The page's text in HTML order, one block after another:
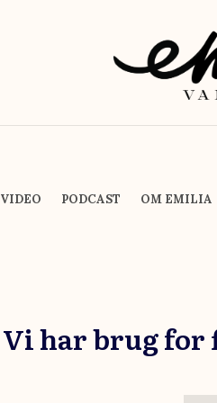
VIDEO PODCAST OM EMILIA
Vi har brug for